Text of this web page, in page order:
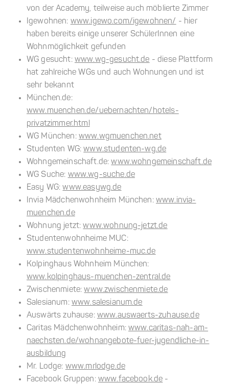
von der Academy, teilweise auch möblierte Zimmer
Igewohnen: www.igewo.com/igewohnen/ - hier
haben bereits einige unserer SchülerInnen eine
Wohnmöglichkeit gefunden
WG gesucht: www.wg-gesucht.de - diese Plattform
hat zahlreiche WGs und auch Wohnungen und ist
sehr bekannt
München.de:
www.muenchen.de/uebernachten/hotels-
privatzimmer.html
WG München: www.wgmuenchen.net
Studenten WG:www.studenten-wg.de
Wohngemeinschaft.de:www.wohngemeinschaft.de
WG Suche: www.wg-suche.de
Easy WG:www.easywg.de
Invia Mädchenwohnheim München: www.invia-
muenchen.de
Wohnung jetzt:www.wohnung-jetzt.de
Studentenwohnheime MUC:
www.studentenwohnheime-muc.de
Kolpinghaus Wohnheim München:
www.kolpinghaus-muenchen-zentral.de
Zwischenmiete:www.zwischenmiete.de
Salesianum: www.salesianum.de
Auswärts zuhause: www.auswaerts-zuhause.de
Caritas Mädchenwohnheim:www.caritas-nah-am-
naechsten.de/wohnangebote-fuer-jugendliche-in-
ausbildung
Mr. Lodge: www.mrlodge.de
Facebook Gruppen: www.facebook.de -